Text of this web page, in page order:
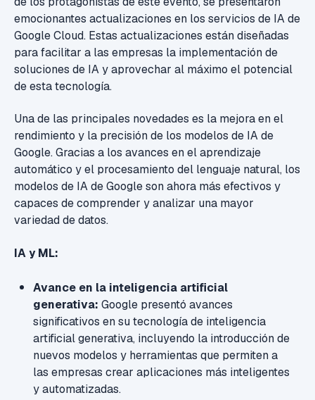
emocionantes actualizaciones en los servicios de IA de
Google Cloud. Estas actualizaciones están diseñadas
para facilitar a las empresas la implementación de
soluciones de IA y aprovechar al máximo el potencial
de esta tecnología.
Una de las principales novedades es la mejora en el
rendimiento y la precisión de los modelos de IA de
Google. Gracias a los avances en el aprendizaje
automático y el procesamiento del lenguaje natural, los
modelos de IA de Google son ahora más efectivos y
capaces de comprender y analizar una mayor
variedad de datos.
IA y ML:
Avance en la inteligencia artificial
generativa: Google presentó avances
significativos en su tecnología de inteligencia
artificial generativa, incluyendo la introducción de
nuevos modelos y herramientas que permiten a
las empresas crear aplicaciones más inteligentes
y automatizadas.